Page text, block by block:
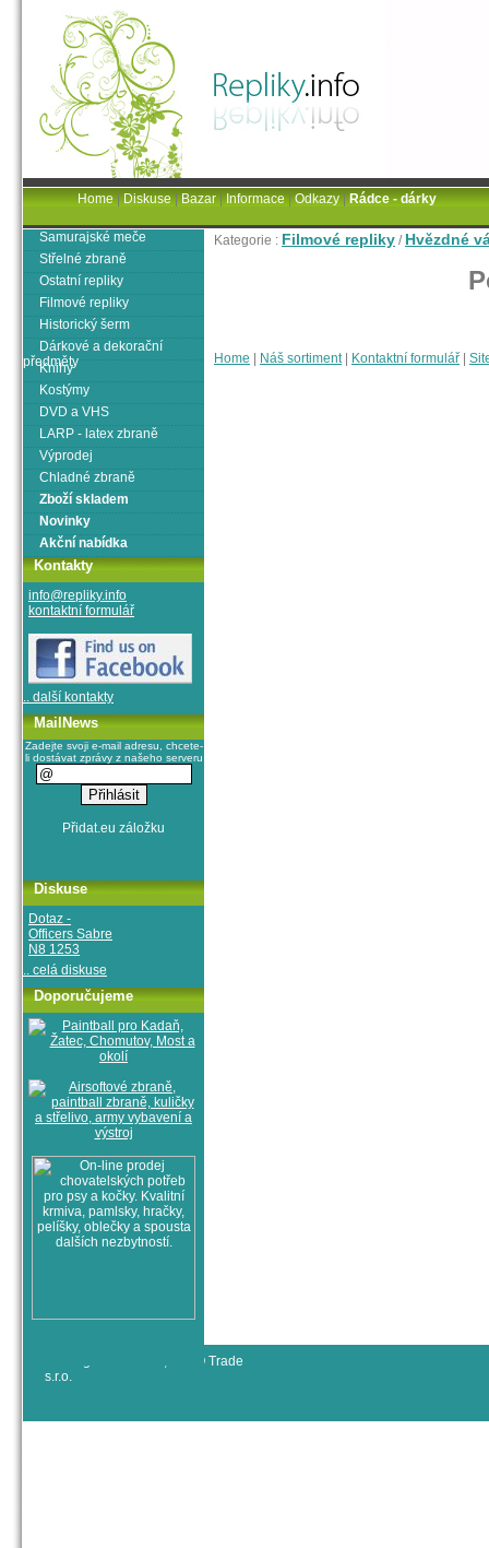
Kategorie : Filmové repliky / Hvězdné
Home Náš sortiment| Kontaktní formulář
Samurajské meče
Střelné zbraně
Ostatní repliky
Filmové repliky
Historický šerm
Dárkové a dekorační
předměty
Knihy
Kostýmy
DVD a VHS
LARP - latex zbraně
Výprodej
Chladné zbraně
Zboží skladem
Novinky
Akční nabídka
Kontakty
info@repliky.info
kontaktní formulář
.. další kontakty
MailNews
Zadejte svoji e-mail adresu, chcete-
li dostávat zprávy z našeho serveru
Diskuse
Dotaz -
Officers Sabre
N8 1253
.. celá diskuse
Doporučujeme
Home|Diskuse|Bazar|Informace|Odkazy|Rádce - dárky
© All rights reserved, RYJO Trade
s.r.o.